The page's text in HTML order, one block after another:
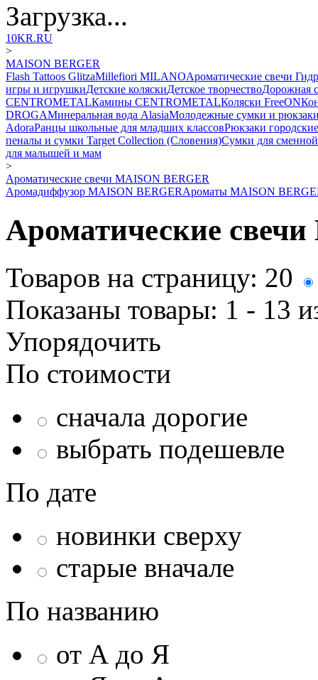
Загрузка...
10KR.RU
>
MAISON BERGER
Flash Tattoos GlitzaMillefiori MILANOАроматические свечи
игры и игрушкиДетские коляскиДетское творчествоДорожная
CENTROMETALКамины CENTROMETALКоляски FreeON
DROGAМинеральная вода AlasiaМолодежные сумки и
AdoraРанцы школьные для младших классовРюкзаки городские
пеналы и сумки Target Collection (Словения)Сумки для
для малышей и мам
>
Ароматические свечи MAISON BERGER
Аромадиффузор MAISON BERGERАроматы MAISON
Ароматические
Товаров на страницу: 20
Показаны товары: 1 - 13
Упорядочить
По стоимости
сначала дорогие
выбрать подешевле
По дате
новинки сверху
старые вначале
По названию
от А до Я